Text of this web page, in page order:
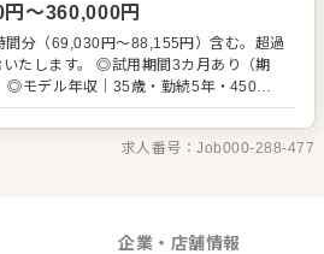
食の魅力を発信したい方には絶好の環
店舗を牽引する中核メンバーとして、
進を支えてくださることを期待してい
す。洗練されたデザイナーズ空間で、
調理に没頭できる点も大きな魅力です。
円〜360,000円
分（69,030円～88,155円）含む。超過
試用期間3カ月あり（期
◎モデル年収｜35歳・勤続5年・450万
求人番号：Job000-288-477
企業・店舗情報